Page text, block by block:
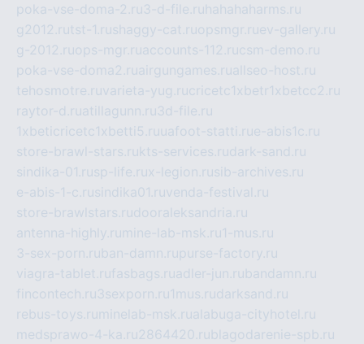
poka-vse-doma-2.ru3-d-file.ru hahahaharms.ru
g2012.rutst-1.rushaggy-cat.ruopsmgr.ruev-gallery.ru
g-2012.ruops-mgr.ruaccounts-112.rucsm-demo.ru
poka-vse-doma2.ruairgungames.ruallseo-host.ru
tehosmotre.ruvarieta-yug.rucricetc1xbetr1xbetcc2.ru
raytor-d.ruatillagunn.ru3d-file.ru
1xbeticricetc1xbetti5.ruuafoot-statti.rue-abis1c.ru
store-brawl-stars.rukts-services.rudark-sand.ru
sindika-01.rusp-life.rux-legion.rusib-archives.ru
e-abis-1-c.rusindika01.ruvenda-festival.ru
store-brawlstars.rudooraleksandria.ru
antenna-highly.ru mine-lab-msk.ru1-mus.ru
3-sex-porn.ruban-damn.rupurse-factory.ru
viagra-tablet.rufasbags.ruadler-jun.rubandamn.ru
fincontech.ru3sexporn.ru1mus.rudarksand.ru
rebus-toys.ru minelab-msk.rualabuga-cityhotel.ru
medsprawo-4-ka.ru2864420.rublagodarenie-spb.ru